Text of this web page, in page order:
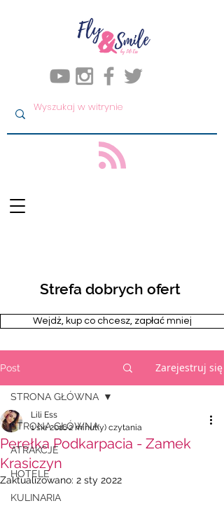
Strefa dobrych ofert
Wejdż, kup co chcesz, zapłać mniej
Post Zarejestruj się
STRONA GŁÓWNA
ATRAKCJE
HOTELE
KULINARIA
STRONA GŁÓWNA
Perełka Podkarpacia - Zamek
Krasiczyn
Lili Ess
1 sie 20162 minut(y) czytania
Zaktualizowano: 2 sty 2022